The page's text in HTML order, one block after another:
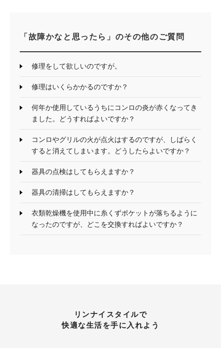
「故障かなと思ったら」のその他のご質問
修理をして欲しいのですが。
修理はいくらかかるのですか？
何年か使用しているうちにコンロの炎が赤くなってき
ました。どうすればよいですか？
コンロやグリルの火が点火はするのですが、しばらく
すると消えてしまいます。どうしたらよいですか？
器具の点検はしてもらえますか？
器具の清掃はしてもらえますか？
衣類乾燥機を使用中に糸くずポケットが落ちるように
なったのですが、どこを交換すればよいですか？
リンナイスタイルで
快適な生活を手に入れよう